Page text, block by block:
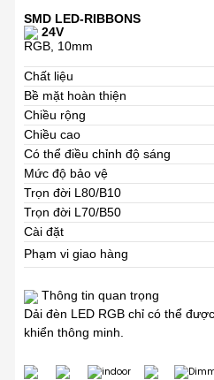
SMD LED-RIBBONS
24V
RGB, 10mm
Chất liệu
Bề mặt hoàn thiện
Chiều rộng
Chiều cao
Có thể điều chỉnh độ sáng
Mức độ bảo vệ
Trọn đời L80/B10
Trọn đời L70/B50
Cài đặt
Phạm vi giao hàng
Thông tin quan trọng
Dải đèn LED RGB chỉ có thể
khiển thông minh.